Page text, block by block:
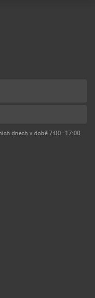
dnech v době 7:00–17:00